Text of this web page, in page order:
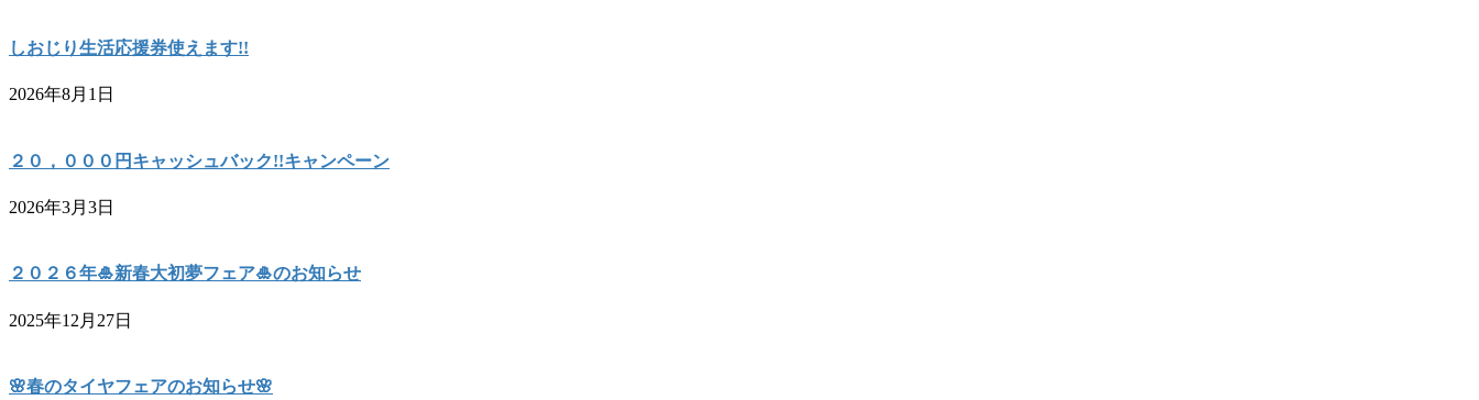
しおじり生活応援券使えます!!
2026年8月1日
２０，０００円キャッシュバック!!キャンペーン
2026年3月3日
２０２６年🎍新春大初夢フェア🎍のお知らせ
2025年12月27日
🌸春のタイヤフェアのお知らせ🌸